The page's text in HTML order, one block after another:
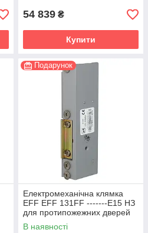
54 839 ₴
Купити
Подарунок
Електромеханічна клямка
EFF EFF 131FF -------E15 НЗ
для протипожежних дверей
В наявності